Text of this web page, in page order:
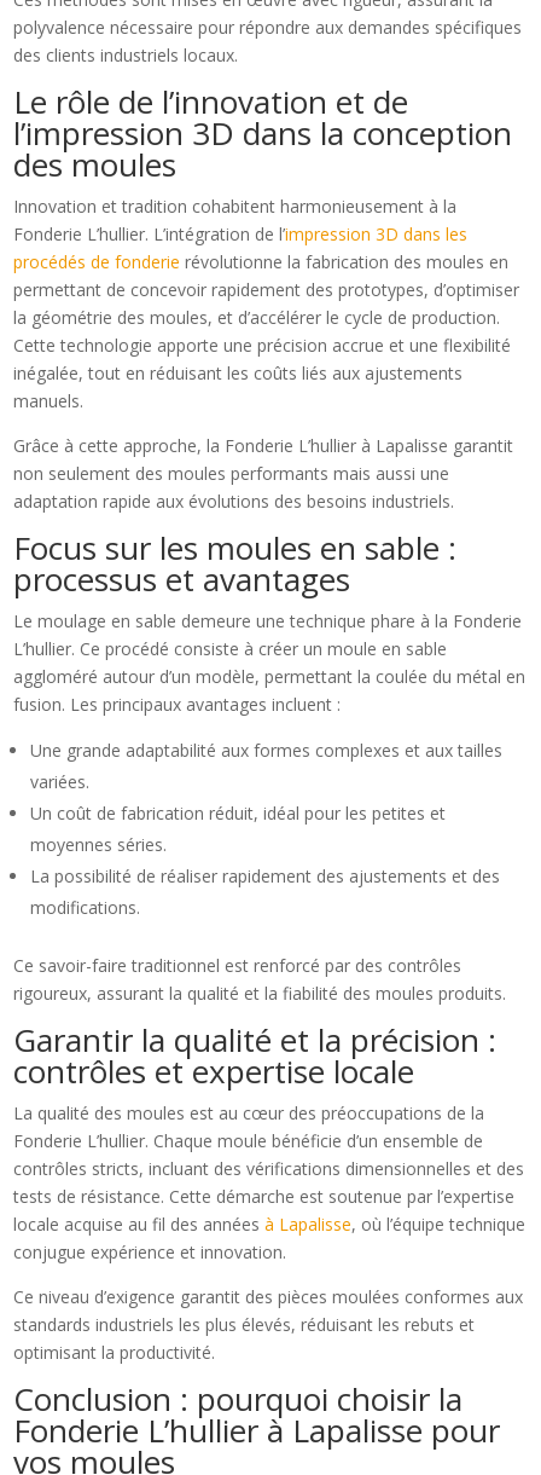
polyvalence nécessaire pour répondre aux demandes spécifiques
des clients industriels locaux.
Le rôle de l’innovation et de
l’impression 3D dans la conception
des moules
Innovation et tradition cohabitent harmonieusement à la
Fonderie L’hullier. L’intégration de l’impression 3D dans les
procédés de fonderie révolutionne la fabrication des moules en
permettant de concevoir rapidement des prototypes, d’optimiser
la géométrie des moules, et d’accélérer le cycle de production.
Cette technologie apporte une précision accrue et une flexibilité
inégalée, tout en réduisant les coûts liés aux ajustements
manuels.
Grâce à cette approche, la Fonderie L’hullier à Lapalisse garantit
non seulement des moules performants mais aussi une
adaptation rapide aux évolutions des besoins industriels.
Focus sur les moules en sable :
processus et avantages
Le moulage en sable demeure une technique phare à la Fonderie
L’hullier. Ce procédé consiste à créer un moule en sable
aggloméré autour d’un modèle, permettant la coulée du métal en
fusion. Les principaux avantages incluent :
Une grande adaptabilité aux formes complexes et aux tailles
variées.
Un coût de fabrication réduit, idéal pour les petites et
moyennes séries.
La possibilité de réaliser rapidement des ajustements et des
modifications.
Ce savoir-faire traditionnel est renforcé par des contrôles
rigoureux, assurant la qualité et la fiabilité des moules produits.
Garantir la qualité et la précision :
contrôles et expertise locale
La qualité des moules est au cœur des préoccupations de la
Fonderie L’hullier. Chaque moule bénéficie d’un ensemble de
contrôles stricts, incluant des vérifications dimensionnelles et des
tests de résistance. Cette démarche est soutenue par l’expertise
locale acquise au fil des annéesà Lapalisse, où l’équipe technique
conjugue expérience et innovation.
Ce niveau d’exigence garantit des pièces moulées conformes aux
standards industriels les plus élevés, réduisant les rebuts et
optimisant la productivité.
Conclusion : pourquoi choisir la
Fonderie L’hullier à Lapalisse pour
vos moules